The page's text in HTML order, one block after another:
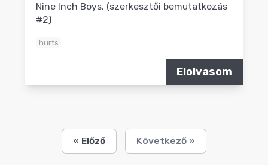
Nine Inch Boys. (szerkesztői bemutatkozás
#2)
hurts
Elolvasom
« Előző Következő »